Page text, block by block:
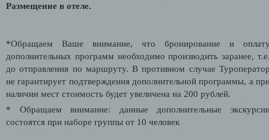
Размещение в отеле.
*Обращаем Ваше внимание, что бронирование и
дополнительных программ необходимо производить заранее,
до отправления по маршруту. В противном случае
не гарантирует подтверждения дополнительной программы, а
наличии мест стоимость будет увеличена на 200 рублей.
* Обращаем внимание: данные дополнительные
состоятся при наборе группы от 10 человек